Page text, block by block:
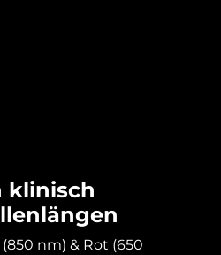
klinisch
nm) & Rot (650